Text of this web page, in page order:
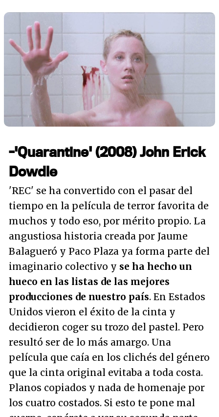
-'Quarantine' (2008) John Erick
Dowdle
'REC' se ha convertido con el pasar del
tiempo en la película de terror favorita de
muchos y todo eso, por mérito propio. La
angustiosa historia creada por Jaume
Balagueró y Paco Plaza ya forma parte del
imaginario colectivo y se ha hecho un
hueco en las listas de las mejores
producciones de nuestro país. En Estados
Unidos vieron el éxito de la cinta y
decidieron coger su trozo del pastel. Pero
resultó ser de lo más amargo. Una
película que caía en los clichés del género
que la cinta original evitaba a toda costa.
Planos copiados y nada de homenaje por
los cuatro costados. Si esto te pone mal